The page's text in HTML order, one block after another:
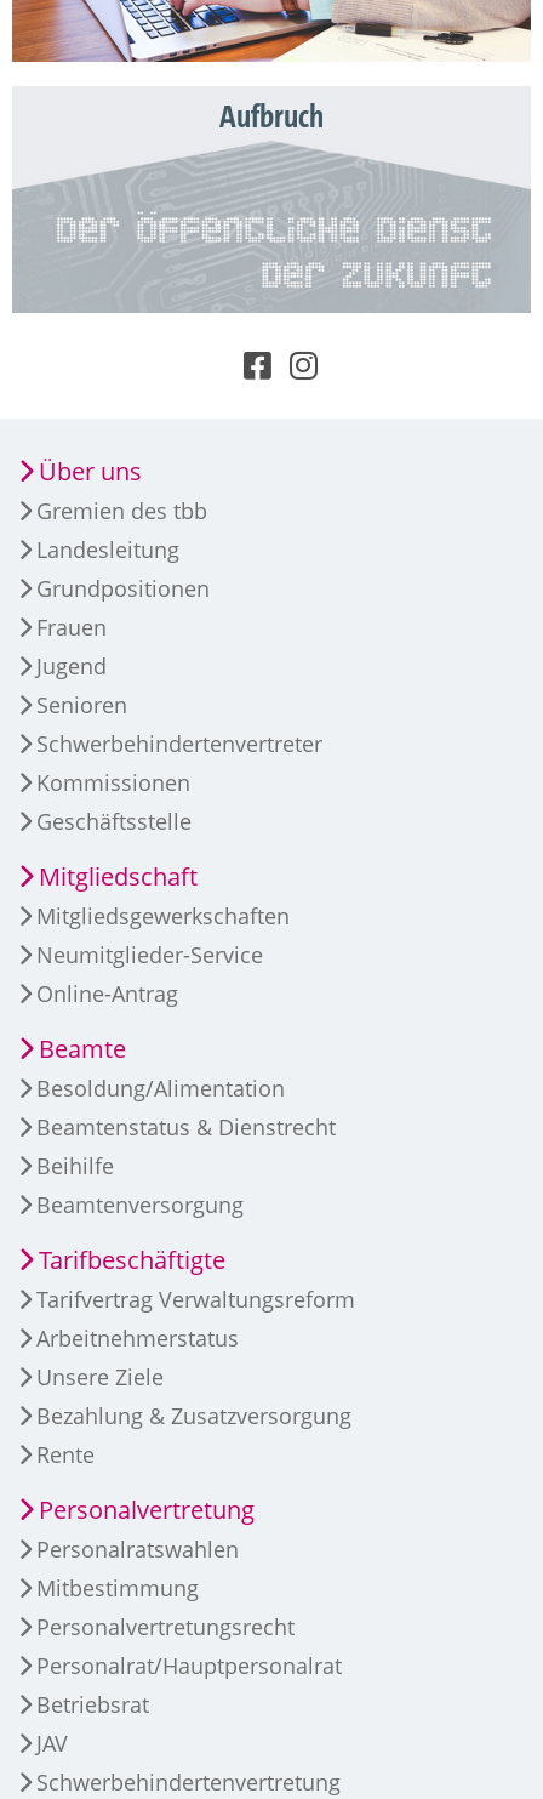
Aufbruch
Über uns
Gremien des tbb
Landesleitung
Grundpositionen
Frauen
Jugend
Senioren
Schwerbehindertenvertreter
Kommissionen
Geschäftsstelle
Mitgliedschaft
Mitgliedsgewerkschaften
Neumitglieder-Service
Online-Antrag
Beamte
Besoldung/Alimentation
Beamtenstatus & Dienstrecht
Beihilfe
Beamtenversorgung
Tarifbeschäftigte
Tarifvertrag Verwaltungsreform
Arbeitnehmerstatus
Unsere Ziele
Bezahlung & Zusatzversorgung
Rente
Personalvertretung
Personalratswahlen
Mitbestimmung
Personalvertretungsrecht
Personalrat/Hauptpersonalrat
Betriebsrat
JAV
Schwerbehindertenvertretung